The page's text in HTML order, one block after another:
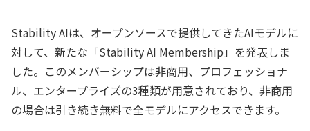
Stability AIは、オープンソースで提供してきたAIモデルに
対して、新たな「Stability AI Membership」を発表しま
した。このメンバーシップは非商用、プロフェッショナ
ル、エンタープライズの3種類が用意されており、非商用
の場合は引き続き無料で全モデルにアクセスできます。